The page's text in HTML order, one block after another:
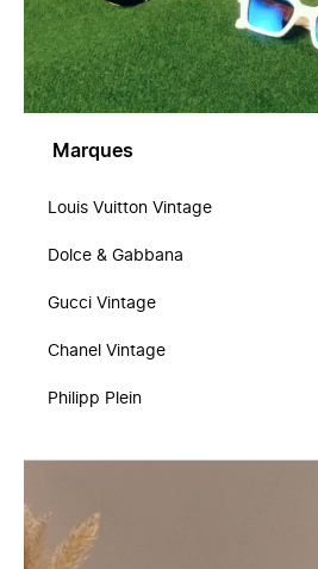
Marques
Louis Vuitton Vintage
Dolce & Gabbana
Gucci Vintage
Chanel Vintage
Philipp Plein